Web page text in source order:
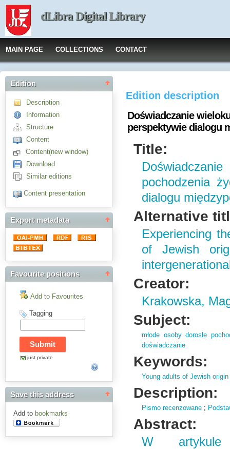
dLibra Digital Library
MAIN PAGE COLLECTIONS CONTACT
Edition
Description
Information
Structure
Content
Content(new window)
Download
Similar editions
Content presentation
Export metadata
Favourite positions
Add to Favourites
Tagging
just private
Save this address
Add to bookmarks
Edition description
Doświadczanie
perspektywie dialogu
Title:
pochodzenia
dialogu
Alternative
Experiencing
of Jewish
Creator:
Krakowska,
Subject:
młode osoby dorosłe
doświadczanie
Keywords:
Young adults of Jewish origin
Description:
Pismo recenzowane ;
Abstract:
W artykule